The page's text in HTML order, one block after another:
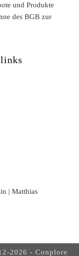
und Produkte
des BGB zur
| Matthias
2026 - Conplore